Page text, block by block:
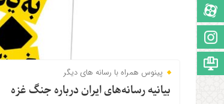
پینوس همراه با رسانه های دیگر
بیانیه رسانه‌های ایران درباره جنگ غزه